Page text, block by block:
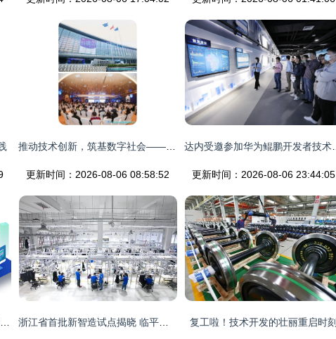
更新时间：2026-08-06 08:58:52 更新时间：2026-08-06 23:44:05
复工啦！技术开发的壮丽重启时刻